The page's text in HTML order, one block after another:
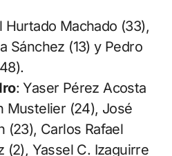
Hurtado Machado (33),
Sánchez (13) y Pedro
: Yaser Pérez Acosta
Mustelier (24), José
(23), Carlos Rafael
(2), Yassel C. Izaguirre